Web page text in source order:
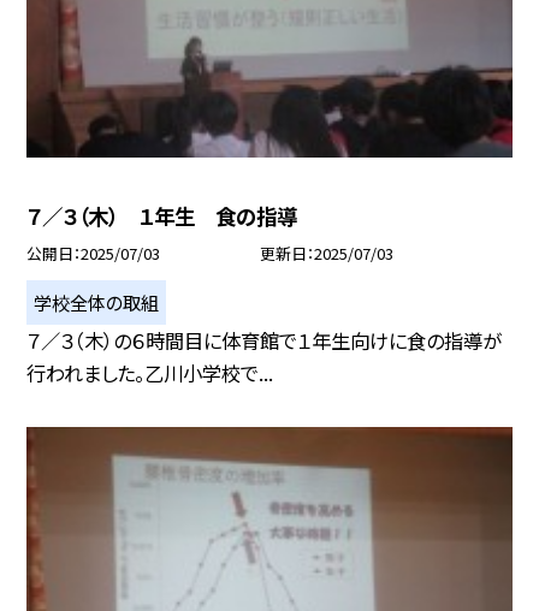
７／３（木） １年生 食の指導
公開日 2025/07/03 更新日 2025/07/03
学校全体の取組
７／３（木）の６時間目に体育館で１年生向けに食の指導が
行われました。乙川小学校で...